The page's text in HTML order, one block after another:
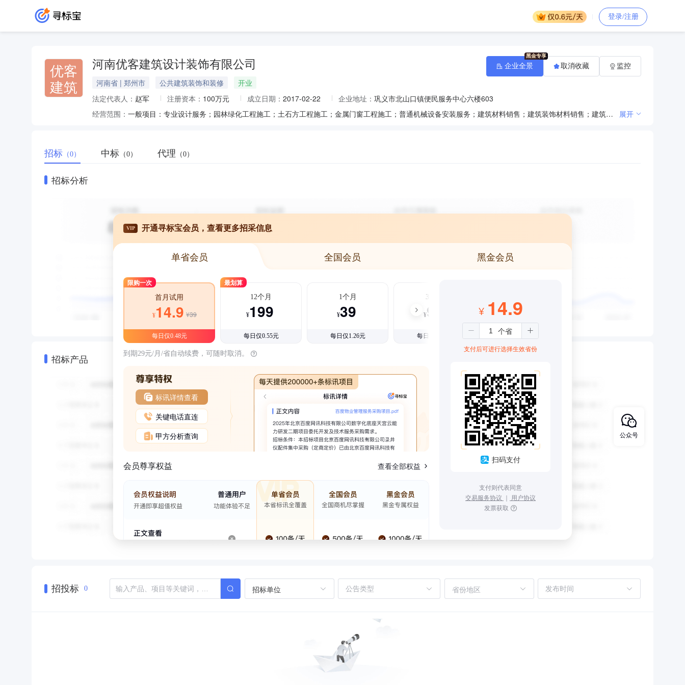
登录/注册
优客
建筑
河南优客建筑设计装饰有限公司
河南省 | 郑州市 公共建筑装饰和装修
开业
法定代表人： 赵军 注册资本： 100万元 成立日期： 2017-02-22 企业地址： 巩义市北山口镇便民服务中心六楼603
经营范围：
一般项目：专业设计服务；园林绿化工程施工；土石方工程施工；金属门窗工程施工；普通机械设备安装服务；建筑材料销售；建筑装饰材料销售；建筑防水卷材产品销售；机械电气设备销售；照明器具销售；金属结构销售；制冷、空调设备销售；家具销售；家用电器销售；日用百货销售；园艺产品销售；五金产品零售；礼品花卉销售；消防器材销售；充电桩销售；机动车充电销售；雨棚销售；管道运输设备销售；集成电路销售；信息安全设备销售；工程管理服务；家具安装和维修服务；专业保洁、清洗、消毒服务；建筑物清洁服务；电子、机械设备维护（不含特种设备）；建筑工程机械与设备租赁；安全系统监控服务；安全咨询服务；物联网技术服务；安全技术防范系统设计施工服务；集成电路设计；广告设计、代理；广告制作；平面设计（除依法须经批准的项目外，凭营业执照依法自主开展经营活动） 展开
企业全景 取消收藏 监控
招标 （0） 中标 （0） 代理 （0）
招标分析
招标产品
VIP 开通寻标宝会员，查看更多招采信息
单省会员 全国会员 黑金会员
限购一次
首月试用
¥14.9 ¥39
每日仅0.48元
最划算
12个月
¥199
每日仅0.55元
1个月
¥39
每日仅1.26元
3个月
¥99
每日仅1.08元
到期29元/月/省自动续费，可随时取消。
标讯详情查看
关键电话直连
甲方分析查询
会员尊享权益 查看全部权益
¥ 14.9
支付后可进行选择生效省份
扫码支付
支付则代表同意
交易服务协议 ｜ 用户协议
发票获取
招投标 0 招标单位 省份地区
公众号